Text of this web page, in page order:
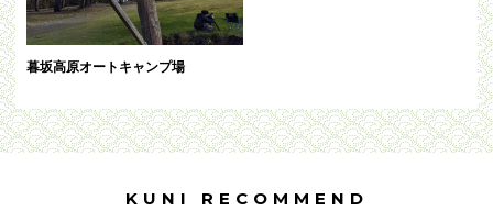
暮坂高原オートキャンプ場
KUNI RECOMMEND